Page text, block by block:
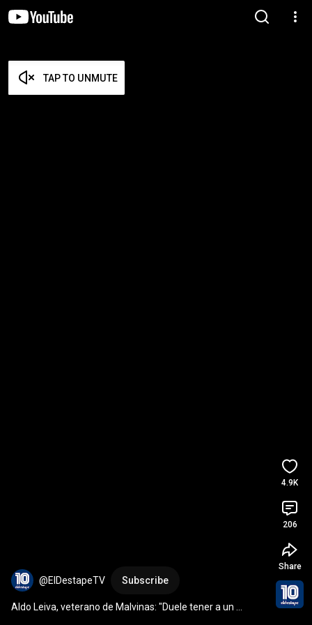
TAP TO UNMUTE
@ElDestapeTV Subscribe
Aldo Leiva, veterano de Malvinas: "Duele tener a un
4.9K
206
Share